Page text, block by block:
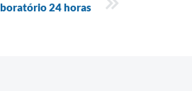
24 horas